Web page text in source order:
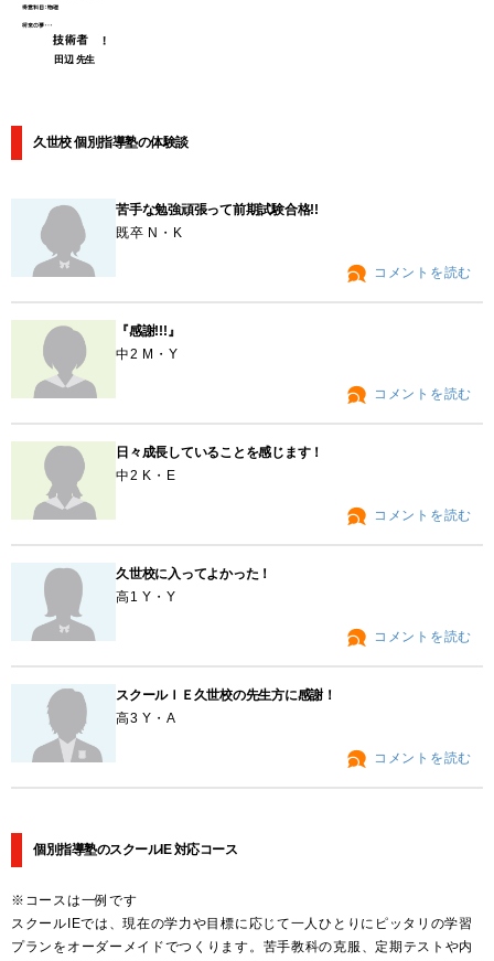
田辺 先生
久世校 個別指導塾の体験談
苦手な勉強頑張って前期試験合格!!
既卒 N・K
コメントを読む
『感謝!!!』
中2 M・Y
コメントを読む
日々成長していることを感じます！
中2 K・E
コメントを読む
久世校に入ってよかった！
高1 Y・Y
コメントを読む
スクールＩＥ久世校の先生方に感謝！
高3 Y・A
コメントを読む
個別指導塾のスクールIE 対応コース
※コースは一例です
スクールIEでは、現在の学力や目標に応じて一人ひとりにピッタリの学習
プランをオーダーメイドでつくります。苦手教科の克服、定期テストや内